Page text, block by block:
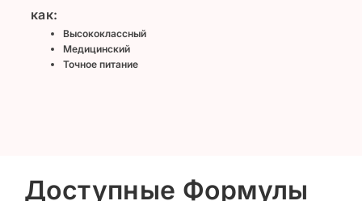
как:
Высококлассный
Медицинский
Точное питание
Доступные Формулы